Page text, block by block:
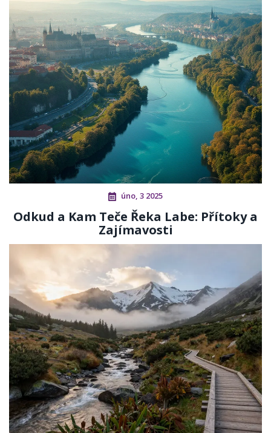
úno, 3 2025
Odkud a Kam Teče Řeka Labe: Přítoky a
Zajímavosti